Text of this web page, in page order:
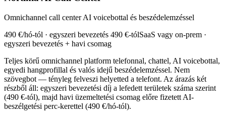
Omnichannel call center AI voicebottal és beszédelemzéssel
490 €/hó-tól · egyszeri bevezetés 490 €-tólSaaS vagy on-prem ·
egyszeri bevezetés + havi csomag
Teljes körű omnichannel platform telefonnal, chattel, AI voicebottal,
egyedi hangprofillal és valós idejű beszédelemzéssel. Nem
szövegbot — tényleg felveszi helyetted a telefont. Az árazás két
részből áll: egyszeri bevezetési díj a lefedett területek száma szerint
(490 €-tól), majd havi üzemeltetési csomag előre fizetett AI-
beszélgetési perc-kerettel (490 €/hó-tól).